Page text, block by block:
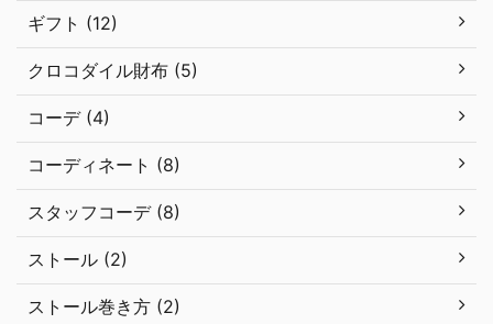
ギフト (12)
クロコダイル財布 (5)
コーデ (4)
コーディネート (8)
スタッフコーデ (8)
ストール (2)
ストール巻き方 (2)